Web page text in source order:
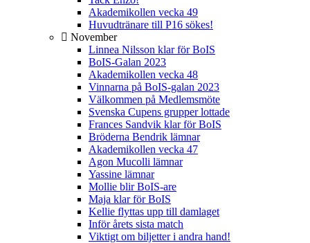
Akademikollen vecka 49
Huvudtränare till P16 sökes!
November
Linnea Nilsson klar för BoIS
BoIS-Galan 2023
Akademikollen vecka 48
Vinnarna på BoIS-galan 2023
Välkommen på Medlemsmöte
Svenska Cupens grupper lottade
Frances Sandvik klar för BoIS
Bröderna Bendrik lämnar
Akademikollen vecka 47
Agon Mucolli lämnar
Yassine lämnar
Mollie blir BoIS-are
Maja klar för BoIS
Kellie flyttas upp till damlaget
Inför årets sista match
Viktigt om biljetter i andra hand!